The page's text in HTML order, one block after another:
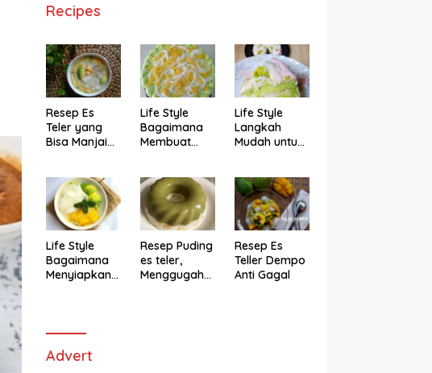
Recipes
Resep Es
Teler yang
Bisa Manjain
Life Style
Bagaimana
Membuat
Life Style
Langkah
Mudah untuk
Alpukat
Magicom,
Enak Banget
Life Style
Bagaimana
Menyiapkan
Selera
Resep Puding
es teler,
Menggugah
Resep Es
Teller Dempo
Anti Gagal
Advert